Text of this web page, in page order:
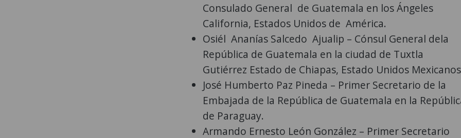
Consulado General de Guatemala en los Ángeles
California, Estados Unidos de América.
Osiél Ananías Salcedo Ajualip – Cónsul General dela
República de Guatemala en la ciudad de Tuxtla
Gutiérrez Estado de Chiapas, Estado Unidos
José Humberto Paz Pineda – Primer Secretario de la
Embajada de la República de Guatemala en la
de Paraguay.
Armando Ernesto León González – Primer Secretario